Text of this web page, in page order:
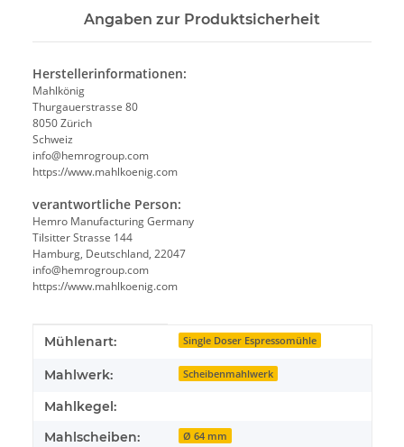
Angaben zur Produktsicherheit
Herstellerinformationen:
Mahlkönig
Thurgauerstrasse 80
8050 Zürich
Schweiz
info@hemrogroup.com
https://www.mahlkoenig.com
verantwortliche Person:
Hemro Manufacturing Germany
Tilsitter Strasse 144
Hamburg, Deutschland, 22047
info@hemrogroup.com
https://www.mahlkoenig.com
Produkteigenschaft
Wert
Mühlenart: Single Doser Espressomühle
Mahlwerk: Scheibenmahlwerk
Mahlkegel:
Mahlscheiben:
Ø 64 mm